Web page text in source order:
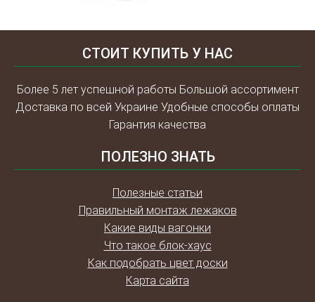
СТОИТ КУПИТЬ У НАС
Более 5 лет успешной работы Большой ассортимент
Доставка по всей Украине Удобные способы оплаты
Гарантия качества
ПОЛЕЗНО ЗНАТЬ
Полезные статьи
Правильный монтаж лежаков
Какие виды вагонки
Что такое блок-хаус
Как подобрать цвет доски
Карта сайта